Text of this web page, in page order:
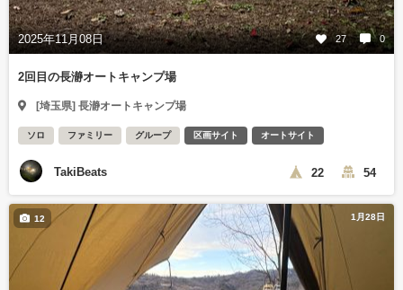
2025年11月08日 27 0
2回目の長瀞オートキャンプ場
[埼玉県] 長瀞オートキャンプ場
ソロ ファミリー グループ 区画サイト オートサイト
TakiBeats 22 54
1月28日
12